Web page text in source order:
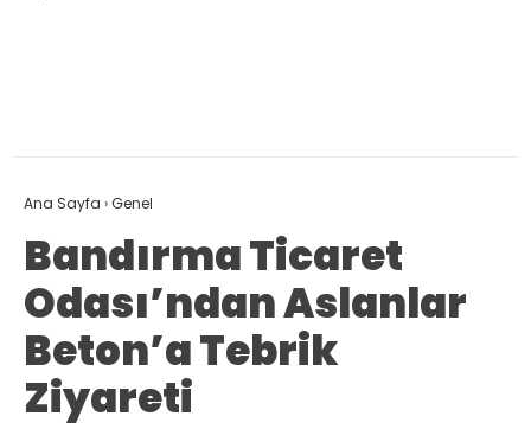
Ana Sayfa ›Genel
Bandırma Ticaret
Odası’ndan Aslanlar
Beton’a Tebrik
Ziyareti